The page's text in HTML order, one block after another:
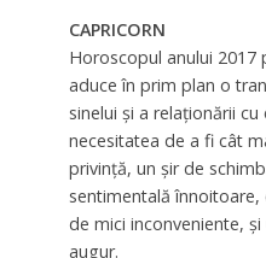
CAPRICORN
Horoscopul anului 2017
aduce în prim plan o
sinelui şi a relaţionării
necesitatea de a fi cât
privinţă, un şir de
sentimentală
de mici inconveniente,
augur.